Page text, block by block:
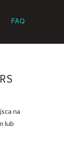
FAQ
na
lub